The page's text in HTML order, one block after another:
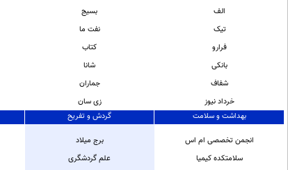
الف
تیک
فرارو
بانکی
شفاف
خرداد نیوز
بسیج
نفت ما
کتاب
شانا
جماران
زی سان
بهداشت و سلامت
انجمن تخصصی ام اس
سلامتکده کیمیا
گردش و تفریح
برج میلاد
علم گردشگری